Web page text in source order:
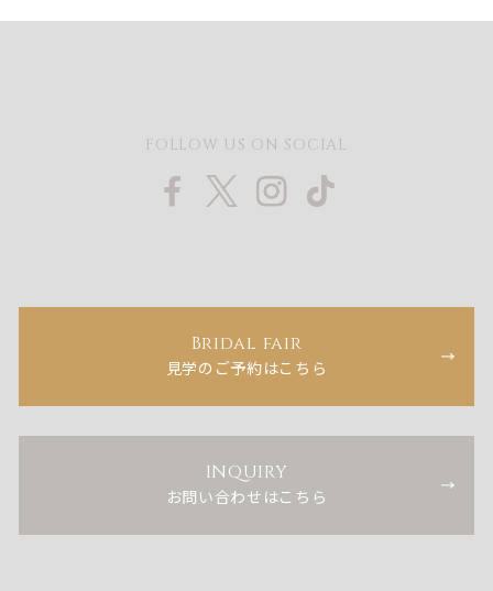
FOLLOW US ON SOCIAL
Bridal fair
見学のご予約はこちら
INQUIRY
お問い合わせはこちら